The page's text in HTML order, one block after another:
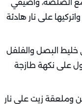
مع الصلصة، وأضيفي
على نار هادئة
خليط البصل والفلفل
على نكهة طازجة
وملعقة زيت على نار